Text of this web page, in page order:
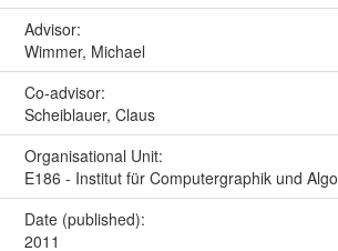
Advisor:
Wimmer, Michael
Co-advisor:
Scheiblauer, Claus
Organisational Unit:
E186 - Institut für Computergraphik und
Date (published):
2011